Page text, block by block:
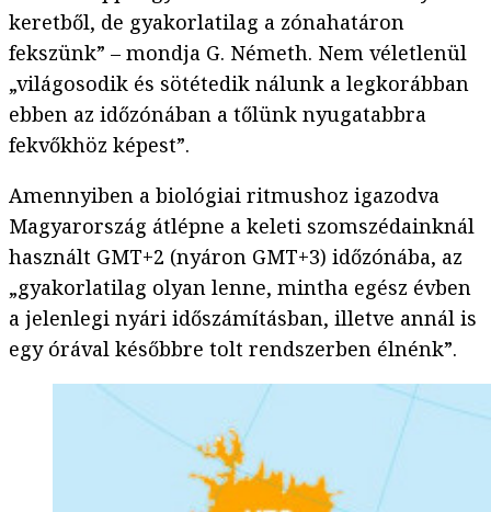
keretből, de gyakorlatilag a zónahatáron
fekszünk” – mondja G. Németh. Nem véletlenül
„világosodik és sötétedik nálunk a legkorábban
ebben az időzónában a tőlünk nyugatabbra
fekvőkhöz képest”.
Amennyiben a biológiai ritmushoz igazodva
Magyarország átlépne a keleti szomszédainknál
használt GMT+2 (nyáron GMT+3) időzónába, az
„gyakorlatilag olyan lenne, mintha egész évben
a jelenlegi nyári időszámításban, illetve annál is
egy órával későbbre tolt rendszerben élnénk”.